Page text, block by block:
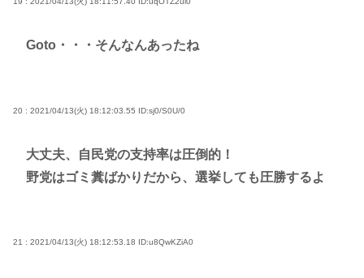
Goto・・・そんなんあったね
20 : 2021/04/13(火) 18:12:03.55 ID:sj0/S0U/0
大丈夫、自民党の支持率は圧倒的！
野党はゴミ糞ばかりだから、選挙しても圧勝するよ
21 : 2021/04/13(火) 18:12:53.18 ID:u8QwKZiA0